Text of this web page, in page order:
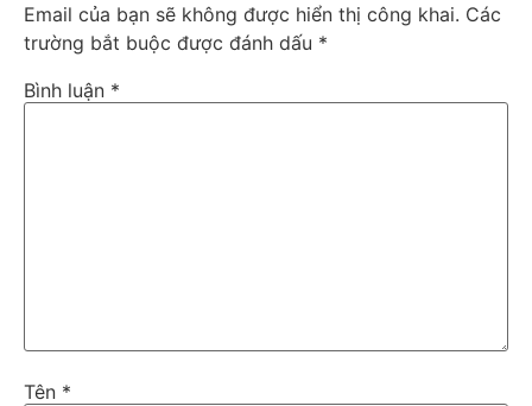
Email của bạn sẽ không được hiển thị công khai. Các
trường bắt buộc được đánh dấu *
Bình luận *
Tên *